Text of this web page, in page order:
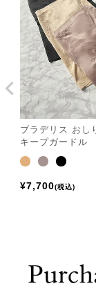
ブラデリス おし
キープガードル
¥7,700 税込